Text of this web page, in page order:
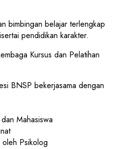
bimbingan belajar terlengkap
pendidikan karakter.
Kursus dan Pelatihan
BNSP bekerjasama dengan
Mahasiswa
oleh Psikolog